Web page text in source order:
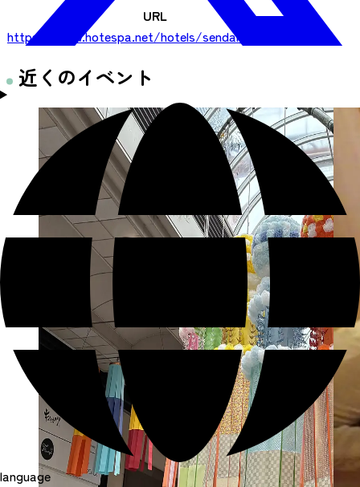
language
URL
https://www.hotespa.net/hotels/sendai_ax/
近くのイベント